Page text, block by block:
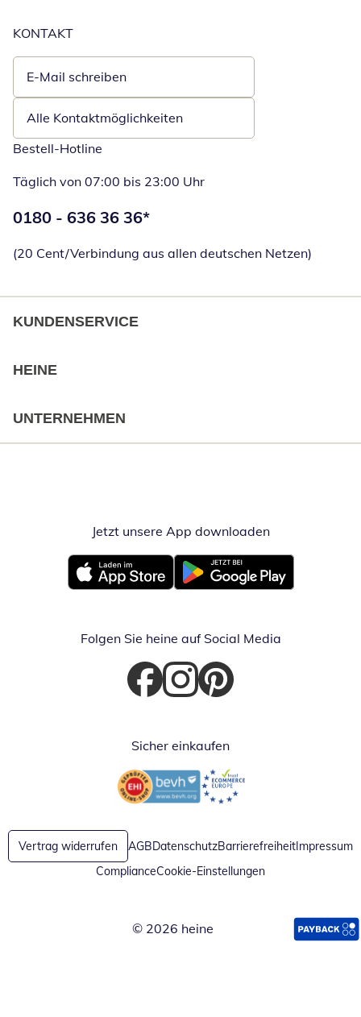
KONTAKT
E-Mail schreiben
Öffnet E-Mail-Client
Alle Kontaktmöglichkeiten
Bestell-Hotline
Täglich von 07:00 bis 23:00 Uhr
Telefonnummer:
0180 - 636 36 36*
(20 Cent/Verbindung aus allen deutschen Netzen)
KUNDENSERVICE
HEINE
UNTERNEHMEN
Jetzt unsere App downloadenÖffnet in
Öffnet in neuem FensterÖffnet in neuem Fenster
Folgen Sie heine auf Social Media
Öffnet in neuem Fenster
Öffnet in neuem Fenster
Öffnet in neuem Fenster
Sicher einkaufen
Öffnet in neuem FensterÖffnet in neuem Fenster
Vertrag widerrufen AGBDatenschutzBarrierefreiheitImpressum
ComplianceCookie-Einstellungen
© 2026 heine